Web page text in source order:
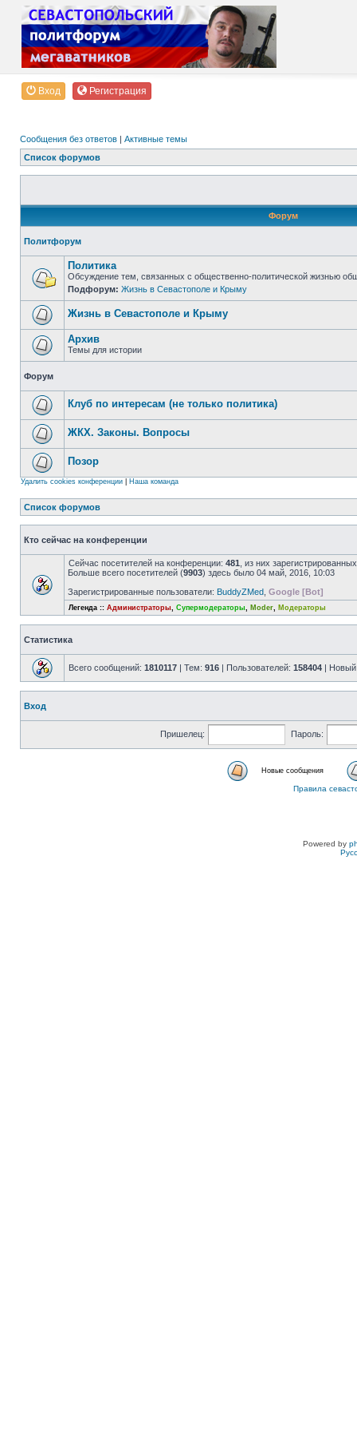
Вход Регистрация
Сообщения без ответов | Активные темы
Список форумов
Форум
Политфорум
Политика
Обсуждение тем, связанных с общественно-политической жизнью
Подфорум: Жизнь в Севастополе и Крыму
Жизнь в Севастополе и Крыму
Архив
Темы для истории
Форум
Клуб по интересам (не только политика)
ЖКХ. Законы. Вопросы
Позор
Удалить cookies конференции Наша команда
Список форумов
Кто сейчас на конференции
Сейчас посетителей на конференции: 481 , из них
Больше всего посетителей (9903) здесь было 04 май, 2016, 10:03
Зарегистрированные пользователи: BuddyZMed Google [Bot]
Легенда :: Администраторы, Супермодераторы, Moder, Модераторы
Статистика
Всего сообщений: 1810117 | Тем: 916 | Пользователей: 158404 | Новый
Вход
Пришелец: Пароль:
Новые сообщения
Правила
Powered by